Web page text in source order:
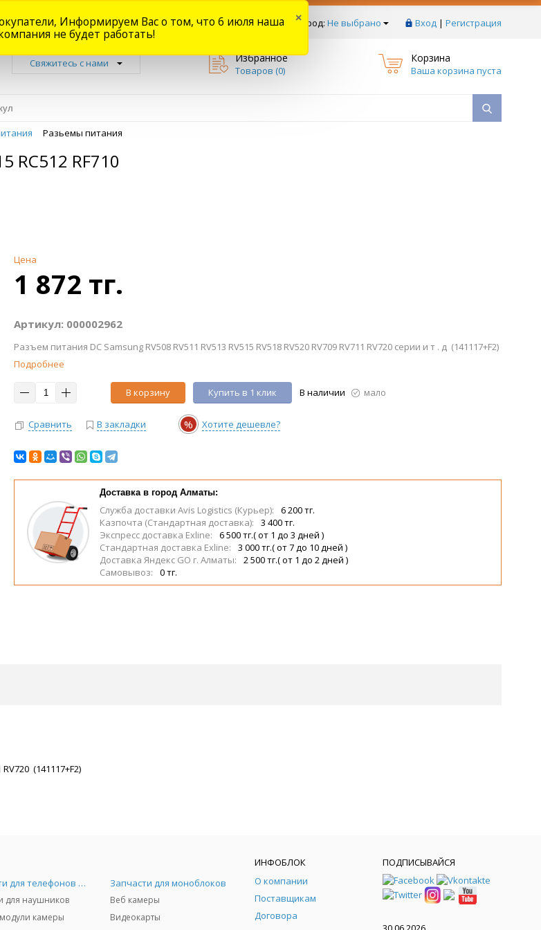
Ваш город: Не выбрано Вход | Регистрация
Доставка Оплата Наши магазины Форум Отзывы
Свяжитесь с нами Избранное
Товаров (0)
Корзина
Ваша корзина пуста
Разьемы питания
RC512 RF710
Цена
1 872 тг.
Артикул: 000002962
Разъем питания DC Samsung RV508 RV511 RV513 RV515 RV518 RV520 RV709 RV711 RV720 серии и т . д (141117+F2)
Подробнее
В корзину Купить в 1 клик В наличии мало
Сравнить В закладки % Хотите дешевле?
Доставка в город Алматы:
Служба доставки Avis Logistics (Курьер):
6 200 тг.
Казпочта (Стандартная доставка):
3 400 тг.
Экспресс доставка Exline:
6 500 тг.( от 1 до 3 дней )
Стандартная доставка Exline:
3 000 тг.( от 7 до 10 дней )
Доставка Яндекс GO г. Алматы:
2 500 тг.( от 1 до 2 дней )
Самовывоз:
0 тг.
(141117+F2)
Запчасти для телефонов и Airpods
для наушников
камеры
Запчасти для моноблоков
Веб камеры
Видеокарты
ИНФОБЛОК
О компании
Поставщикам
Договора
ПОДПИСЫВАЙСЯ
Информируем Вас о том, что 6 июля наша
не будет работать!
×